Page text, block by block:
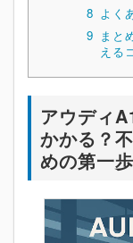
8 よく
9 まと
える
アウディ
かかる？
めの第一歩